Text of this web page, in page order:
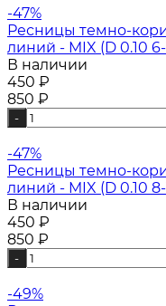
-47%
Ресницы темно-
линий - MIX (D 0.10
В наличии
450 ₽
850 ₽
-
-47%
Ресницы темно-
линий - MIX (D 0.10
В наличии
450 ₽
850 ₽
-
-49%